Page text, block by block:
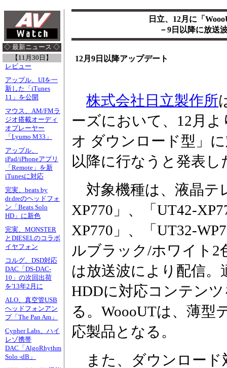
◇ 最新ニュース ◇
【11月30日】
レビュー
アップル、UIを一
新した「iTunes
11」を公開
マウス、AM/FMラ
ジオ搭載オーディ
オプレーヤー
「Lyumo M33」
アップル、
iPad/iPhoneアプリ
「Remote」を新
iTunesに対応
完実、beats by
dr.dreのヘッドフォ
ン「Beats Solo
HD」に新色
完実、MONSTER
とDIESELのコラボ
イヤフォン
コルグ、DSD対応
DAC「DS-DAC-
10」の次回出荷
を'13年2月に
ALO、真空管USB
ヘッドフォンアン
プ「The Pan Am」
Cypher Labs、ハイ
レゾ携帯
DAC「AlgoRhythm
Solo -dB」
日立、12月に「
－9日以降に放送
12月9日以降アップデート
株式会社日立製作所
ーズにおいて、12月
オ ダウンロード型」
以降に行なうと発表し
対象機種は、液晶テ
XP770」、「UT42-
XP770」、「UT32-
ルブラック/ホワイト2
は放送波により配信
HDDに対応コンテン
る。WoooUTは、薄型
応製品となる。
また、ダウンロード